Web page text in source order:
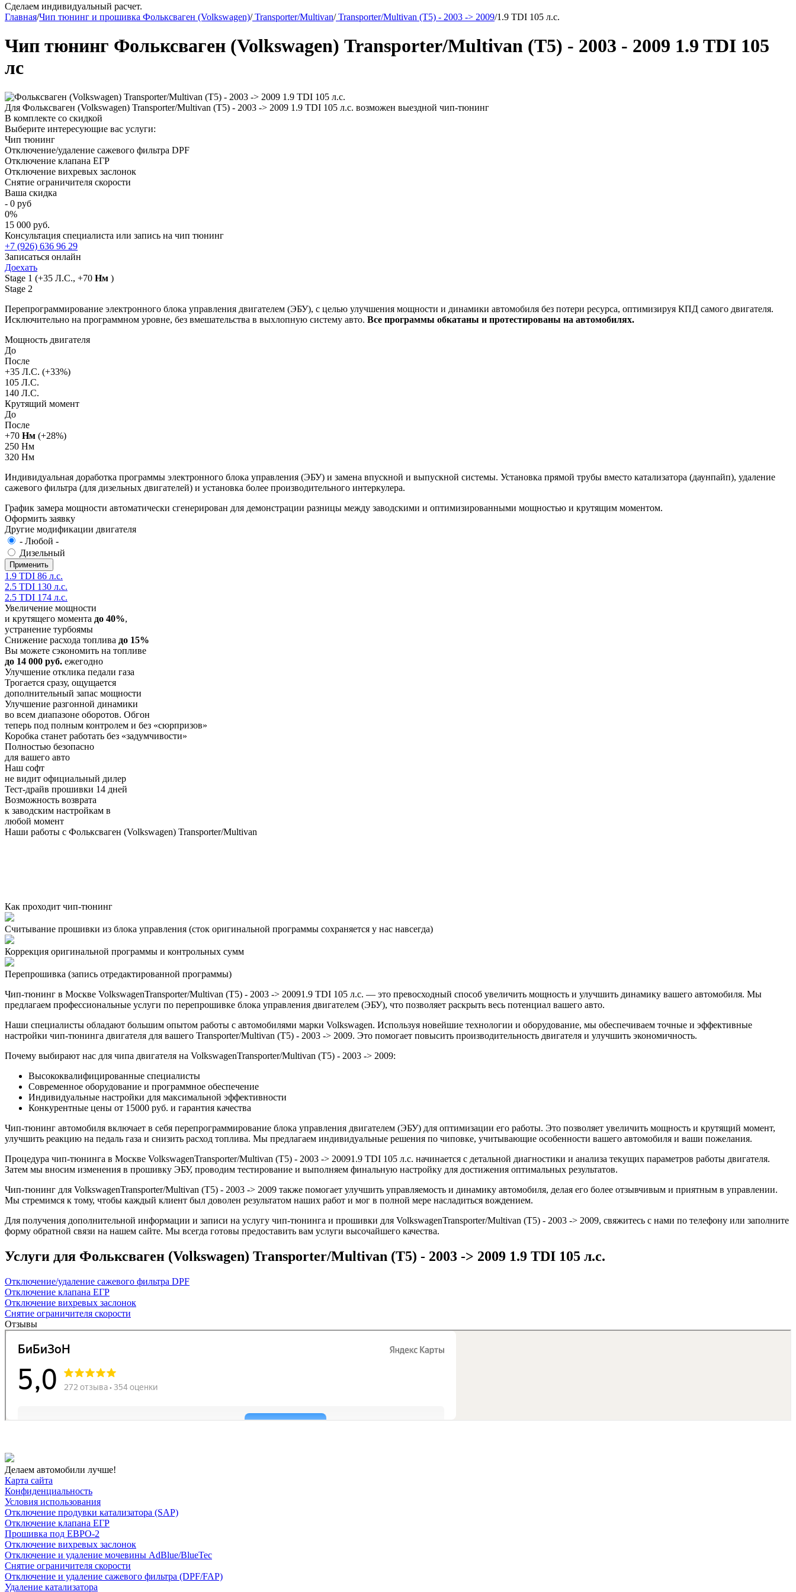
Сделаем индивидуальный расчет.
Главная/Чип тюнинг и прошивка Фольксваген (Volkswagen)/Transporter/Multivan/Transporter/Multivan (T5) - 2003 -> 2009/1.9 TDI 105 л.с.
Чип тюнинг Фольксваген (Volkswagen) Transporter/Multivan (T5) - 2003 - 2009 1.9 TDI 105
лс
Для Фольксваген (Volkswagen) Transporter/Multivan (T5) - 2003 -> 2009 1.9 TDI 105 л.с. возможен выездной чип-тюнинг
В комплекте со скидкой
Выберите интересующие вас услуги:
Чип тюнинг
Отключение/удаление сажевого фильтра DPF
Отключение клапана ЕГР
Отключение вихревых заслонок
Снятие ограничителя скорости
Ваша скидка
- 0 руб
0%
15 000 руб.
Консультация специалиста или запись на чип тюнинг
+7 (926) 636 96 29
Записаться онлайн
Доехать
Stage 1 (+35 Л.С., +70 Нм )
Stage 2
Перепрограммирование электронного блока управления двигателем (ЭБУ), с целью улучшения мощности и динамики автомобиля без потери ресурса, оптимизируя КПД самого двигателя.
Исключительно на программном уровне, без вмешательства в выхлопную систему авто. Все программы обкатаны и протестированы на автомобилях.
Мощность двигателя
До
После
+35 Л.С. (+33%)
105 Л.С.
140 Л.С.
Крутящий момент
До
После
+70 Нм (+28%)
250 Нм
320 Нм
Индивидуальная доработка программы электронного блока управления (ЭБУ) и замена впускной и выпускной системы. Установка прямой трубы вместо катализатора (даунпайп), удаление
сажевого фильтра (для дизельных двигателей) и установка более производительного интеркулера.
График замера мощности автоматически сгенерирован для демонстрации разницы между заводскими и оптимизированными мощностью и крутящим моментом.
Оформить заявку
Другие модификации двигателя
- Любой -
Дизельный
1.9 TDI 86 л.с.
2.5 TDI 130 л.с.
2.5 TDI 174 л.с.
Увеличение мощности
и крутящего момента до 40%,
устранение турбоямы
Снижение расхода топлива до 15%
Вы можете сэкономить на топливе
до 14 000 руб. ежегодно
Улучшение отклика педали газа
Трогается сразу, ощущается
дополнительный запас мощности
Улучшение разгонной динамики
во всем диапазоне оборотов. Обгон
теперь под полным контролем и без «сюрпризов»
Коробка станет работать без «задумчивости»
Полностью безопасно
для вашего авто
Наш софт
не видит официальный дилер
Тест-драйв прошивки 14 дней
Возможность возврата
к заводским настройкам в
любой момент
Наши работы с Фольксваген (Volkswagen) Transporter/Multivan
Как проходит чип-тюнинг
Считывание прошивки из блока управления (сток оригинальной программы сохраняется у нас навсегда)
Коррекция оригинальной программы и контрольных сумм
Перепрошивка (запись отредактированной программы)
Чип-тюнинг в Москве VolkswagenTransporter/Multivan (T5) - 2003 -> 20091.9 TDI 105 л.с. — это превосходный способ увеличить мощность и улучшить динамику вашего автомобиля. Мы
предлагаем профессиональные услуги по перепрошивке блока управления двигателем (ЭБУ), что позволяет раскрыть весь потенциал вашего авто.
Наши специалисты обладают большим опытом работы с автомобилями марки Volkswagen. Используя новейшие технологии и оборудование, мы обеспечиваем точные и эффективные
настройки чип-тюнинга двигателя для вашего Transporter/Multivan (T5) - 2003 -> 2009. Это помогает повысить производительность двигателя и улучшить экономичность.
Почему выбирают нас для чипа двигателя на VolkswagenTransporter/Multivan (T5) - 2003 -> 2009:
Высококвалифицированные специалисты
Современное оборудование и программное обеспечение
Индивидуальные настройки для максимальной эффективности
Конкурентные цены от 15000 руб. и гарантия качества
Чип-тюнинг автомобиля включает в себя перепрограммирование блока управления двигателем (ЭБУ) для оптимизации его работы. Это позволяет увеличить мощность и крутящий момент,
улучшить реакцию на педаль газа и снизить расход топлива. Мы предлагаем индивидуальные решения по чиповке, учитывающие особенности вашего автомобиля и ваши пожелания.
Процедура чип-тюнинга в Москве VolkswagenTransporter/Multivan (T5) - 2003 -> 20091.9 TDI 105 л.с. начинается с детальной диагностики и анализа текущих параметров работы двигателя.
Затем мы вносим изменения в прошивку ЭБУ, проводим тестирование и выполняем финальную настройку для достижения оптимальных результатов.
Чип-тюнинг для VolkswagenTransporter/Multivan (T5) - 2003 -> 2009 также помогает улучшить управляемость и динамику автомобиля, делая его более отзывчивым и приятным в управлении.
Мы стремимся к тому, чтобы каждый клиент был доволен результатом наших работ и мог в полной мере насладиться вождением.
Для получения дополнительной информации и записи на услугу чип-тюнинга и прошивки для VolkswagenTransporter/Multivan (T5) - 2003 -> 2009, свяжитесь с нами по телефону или заполните
форму обратной связи на нашем сайте. Мы всегда готовы предоставить вам услуги высочайшего качества.
Услуги для Фольксваген (Volkswagen) Transporter/Multivan (T5) - 2003 -> 2009 1.9 TDI 105 л.с.
Отключение/удаление сажевого фильтра DPF
Отключение клапана ЕГР
Отключение вихревых заслонок
Снятие ограничителя скорости
Отзывы
Делаем автомобили лучше!
Карта сайта
Конфиденциальность
Условия использования
Отключение продувки катализатора (SAP)
Отключение клапана ЕГР
Прошивка под ЕВРО-2
Отключение вихревых заслонок
Отключение и удаление мочевины AdBlue/BlueTec
Снятие ограничителя скорости
Отключение и удаление сажевого фильтра (DPF/FAP)
Удаление катализатора